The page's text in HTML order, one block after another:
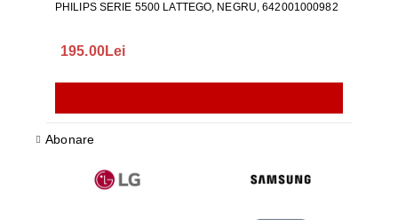
PHILIPS SERIE 5500 LATTEGO, NEGRU, 642001000982
195.00Lei
Abonare